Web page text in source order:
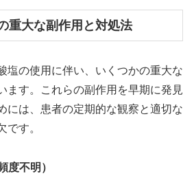
重大な副作用と対処法
塩の使用に伴い、いくつかの重大な
ます。これらの副作用を早期に発見
には、患者の定期的な観察と適切な
です。
度不明）